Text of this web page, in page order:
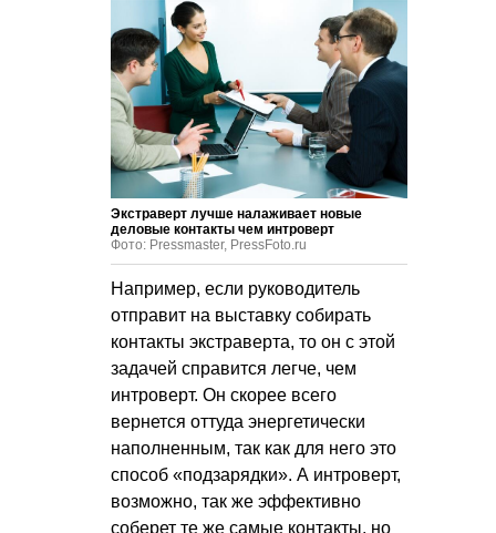
Экстраверт лучше налаживает новые
деловые контакты чем интроверт
Фото: Pressmaster, PressFoto.ru
Например, если руководитель
отправит на выставку собирать
контакты экстраверта, то он с этой
задачей справится легче, чем
интроверт. Он скорее всего
вернется оттуда энергетически
наполненным, так как для него это
способ «подзарядки». А интроверт,
возможно, так же эффективно
соберет те же самые контакты, но